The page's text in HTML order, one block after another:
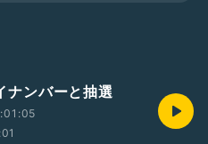
ナンバーと抽選